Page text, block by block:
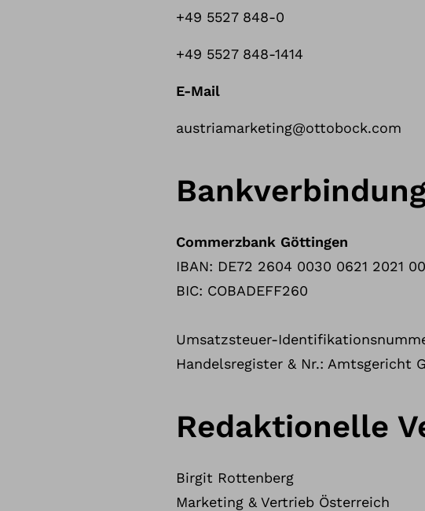
+49 5527 848-0
+49 5527 848-1414
E-Mail
austriamarketing@ottobock.com
Commerzbank Göttingen
IBAN: DE72 2604 0030 0621 2021 00
BIC: COBADEFF260
Umsatzsteuer-
Handelsregister & Nr.: Amtsgericht
Redaktionelle
Birgit Rottenberg
Marketing & Vertrieb Österreich